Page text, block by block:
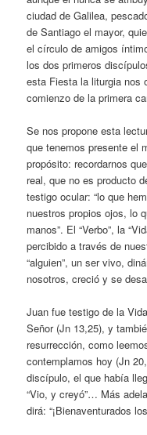
ciudad de Galilea,
de Santiago el mayor,
el círculo de amigos
los dos primeros
esta Fiesta la liturgia nos
comienzo de la primera
Se nos propone esta
que tenemos presente el
propósito: recordarnos
real, que no es producto
testigo ocular: “lo que
nuestros propios ojos, lo
manos”. El “Verbo”, la
percibido a través de
“alguien”, un ser vivo,
nosotros, creció y se
Juan fue testigo de la
Señor (Jn 13,25), y
resurrección, como
contemplamos hoy (Jn
discípulo, el que había
“Vio, y creyó”… Más
dirá: “¡Bienaventurados